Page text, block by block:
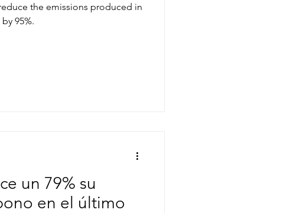
the emissions produced in
95%.
un 79% su
en el último